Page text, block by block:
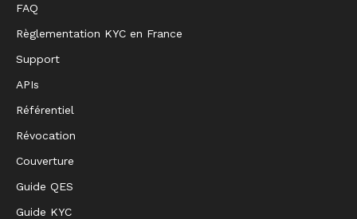
FAQ
Règlementation KYC en France
Support
APIs
Référentiel
Révocation
Couverture
Guide QES
Guide KYC